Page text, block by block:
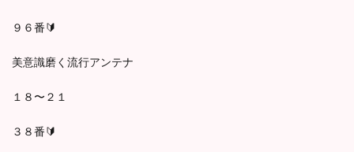
９６番🔰
美意識磨く流行アンテナ
１８〜２１
３８番🔰